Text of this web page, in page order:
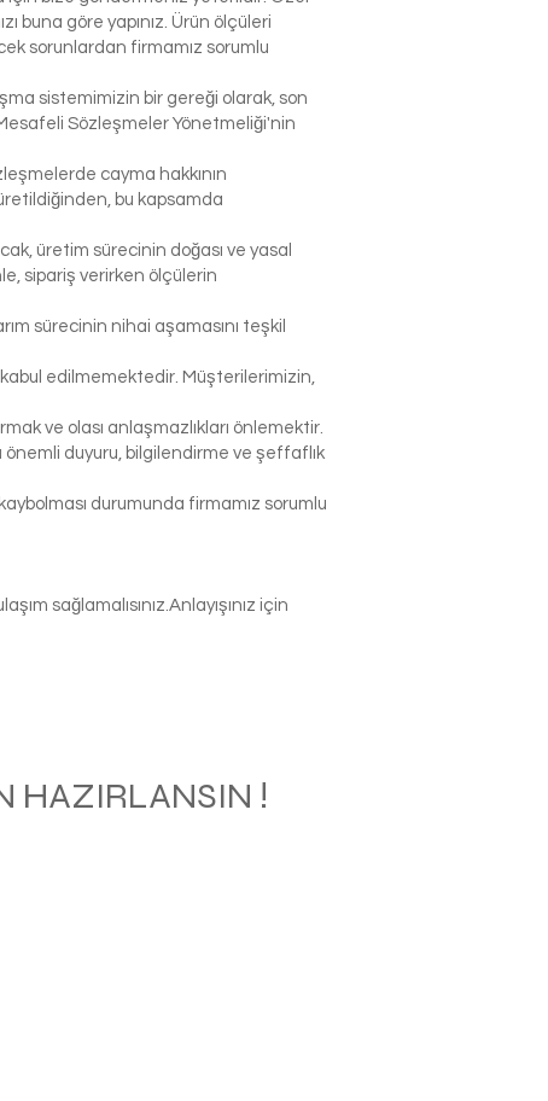
buna göre yapınız. Ürün ölçüleri
sorunlardan firmamız sorumlu
sistemimizin bir gereği olarak, son
Sözleşmeler Yönetmeliği'nin
cayma hakkının
bu kapsamda
üretim sürecinin doğası ve yasal
sipariş verirken ölçülerin
sürecinin nihai aşamasını teşkil
edilmemektedir. Müşterilerimizin,
ve olası anlaşmazlıkları önlemektir.
önemli duyuru, bilgilendirme ve şeffaflık
durumunda firmamız sorumlu
sağlamalısınız.Anlayışınız için
HAZIRLANSIN !